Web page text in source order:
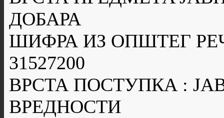
ДОБАРА
ШИФРА ИЗ ОПШТЕГ
31527200
ВРСТА ПОСТУПКА :
ВРЕДНОСТИ